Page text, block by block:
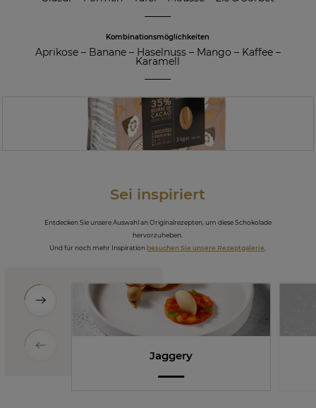
Kombinationsmöglichkeiten
Aprikose– Banane– Haselnuss– Mango – Kaffee–
Karamell
Sei inspiriert
Entdecken Sie unsere Auswahl an Originalrezepten, um diese Schokolade
hervorzuheben.
Und für noch mehr Inspirationbesuchen Sie unsere Rezeptgalerie
Jaggery